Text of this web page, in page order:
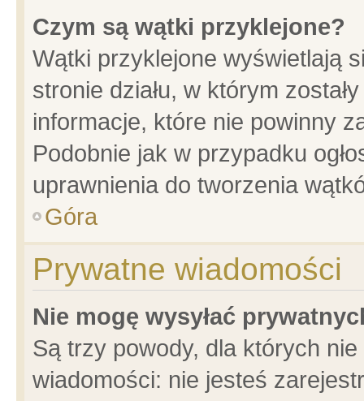
Czym są wątki przyklejone?
Wątki przyklejone wyświetlają
stronie działu, w którym
informacje, które nie powinny
Podobnie jak w przypadku
uprawnienia do tworzenia
Góra
Prywatne wiadomości
Nie mogę wysyłać
Są trzy powody, dla których
wiadomości: nie jesteś